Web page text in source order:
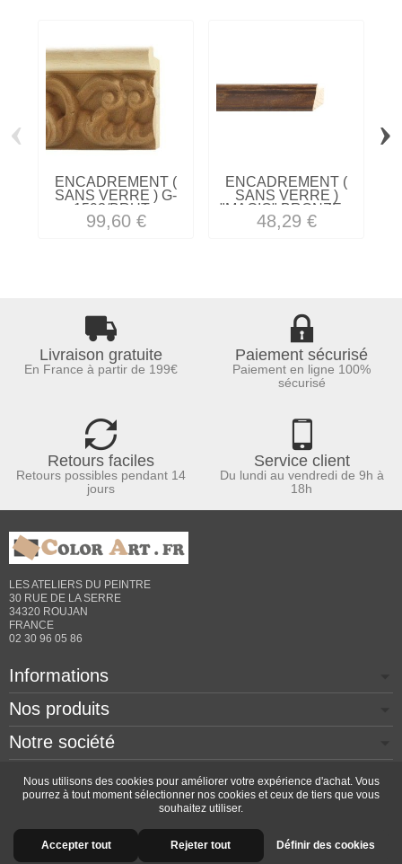
ENCADREMENT (
SANS VERRE ) G-
1593/BRUT...
99,60 €
ENCADREMENT (
SANS VERRE )
"MAGIC" BRONZE...
48,29 €
‹ ›
Livraison gratuite
En France à partir de 199€
Paiement sécurisé
Paiement en ligne 100%
sécurisé
Retours faciles
Retours possibles pendant 14
jours
Service client
Du lundi au vendredi de 9h à
18h
LES ATELIERS DU PEINTRE
30 RUE DE LA SERRE
34320 ROUJAN
FRANCE
02 30 96 05 86
Informations
Nos produits
Notre société
Contactez-nous
Copyright © 2026 - Design by Prestacrea
- Ecommerce
software byPrestaShop™
Nous utilisons des cookies pour améliorer votre expérience d'achat. Vous
pourrez à tout moment sélectionner nos cookies et ceux de tiers que vous
souhaitez utiliser.
Accepter tout Rejeter tout Définir des cookies